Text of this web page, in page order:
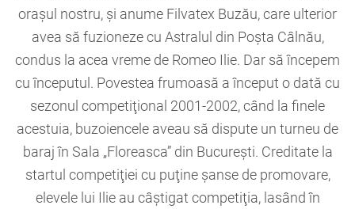
oraşul nostru, şi anume Filvatex Buzău, care ulterior
avea să fuzioneze cu Astralul din Poşta Câlnău,
condus la acea vreme de Romeo Ilie. Dar să începem
cu începutul. Povestea frumoasă a început o dată cu
sezonul competiţional 2001-2002, când la finele
acestuia, buzoiencele aveau să dispute un turneu de
baraj în Sala „Floreasca” din Bucureşti. Creditate la
startul competiţiei cu puţine şanse de promovare,
elevele lui Ilie au câştigat competiţia, lasând în